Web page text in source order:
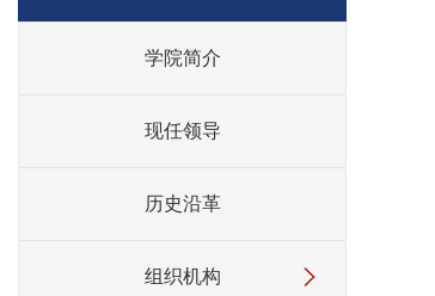
学院简介
现任领导
历史沿革
组织机构